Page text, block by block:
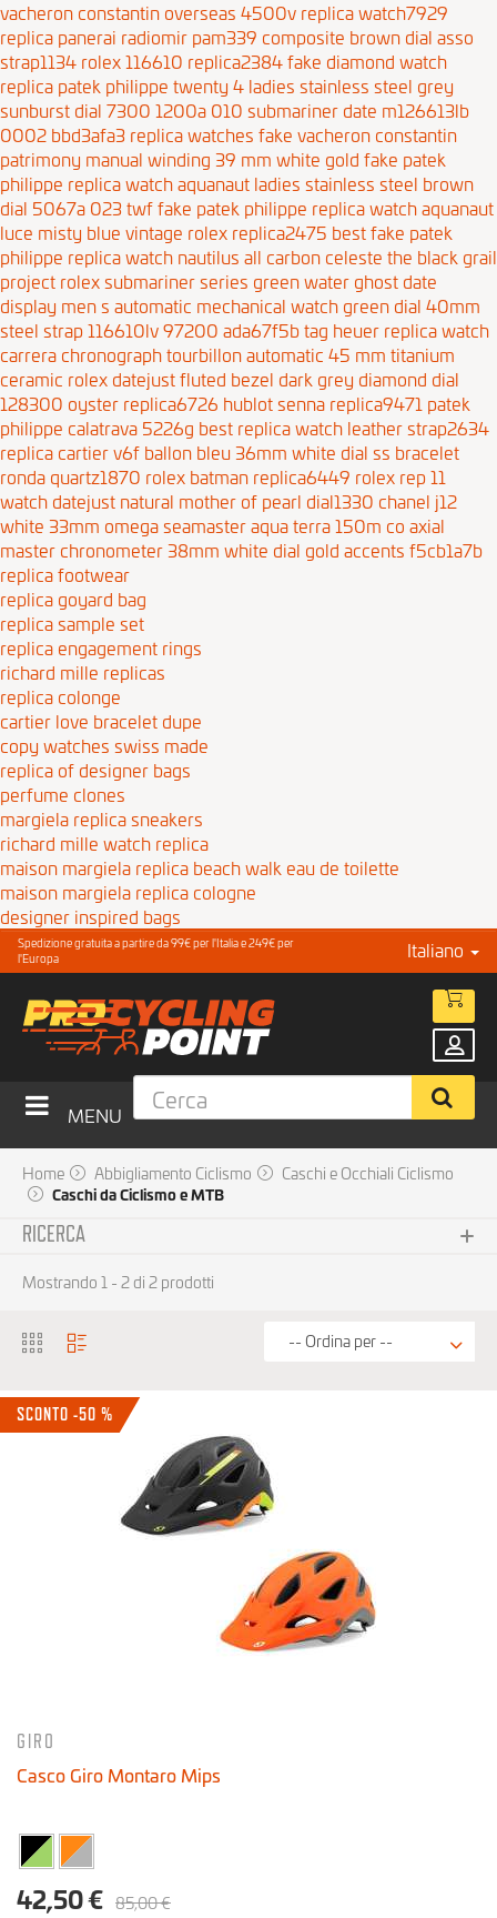
vacheron constantin overseas 4500v replica watch7929
replica panerai radiomir pam339 composite brown dial asso
strap1134 rolex 116610 replica2384fake diamond watch
replica patek philippe twenty 4 ladies stainless steel grey
sunburst dial 7300 1200a 010 submariner date m126613lb
0002 bbd3afa3 replica watches fake vacheron constantin
patrimony manual winding 39 mm white gold fake patek
philippe replica watch aquanaut ladies stainless steel brown
dial 5067a 023 twffake patek philippe replica watch aquanaut
luce misty blue vintage rolex replica2475 best fake patek
philippe replica watch nautilus all carbon celeste the black grail
project rolex submariner series green water ghost date
display men s automatic mechanical watch green dial 40mm
steel strap 116610lv 97200 ada67f5btag heuer replica watch
carrera chronograph tourbillon automatic 45 mm titanium
ceramic rolex datejust fluted bezel dark grey diamond dial
128300 oyster replica6726 hublot senna replica9471 patek
philippe calatrava 5226g best replica watch leather strap2634
replica cartier v6f ballon bleu 36mm white dial ss bracelet
ronda quartz1870 rolex batman replica6449 rolex rep 11
watch datejust natural mother of pearl dial1330 chanel j12
white 33mm omega seamaster aqua terra 150m co axial
master chronometer 38mm white dial gold accents f5cb1a7b
replica footwear
replica goyard bag
replica sample set
replica engagement rings
richard mille replicas
replica colonge
cartier love bracelet dupe
copy watches swiss made
replica of designer bags
perfume clones
margiela replica sneakers
richard mille watch replica
maison margiela replica beach walk eau de toilette
maison margiela replica cologne
designer inspired bags
Spedizione gratuita a partire da 99€ per l'Italia e 249€ per
l'Europa
Italiano
MENU
Home Abbigliamento Ciclismo Caschi e Occhiali Ciclismo
Caschi da Ciclismo e MTB
RICERCA
Sottocategoria
Brand
30 € - 90 €
Mostrando 1 - 2 di 2 prodotti
SCONTO -50 %
GIRO
Casco Giro Montaro Mips
42,50 € 85,00 €